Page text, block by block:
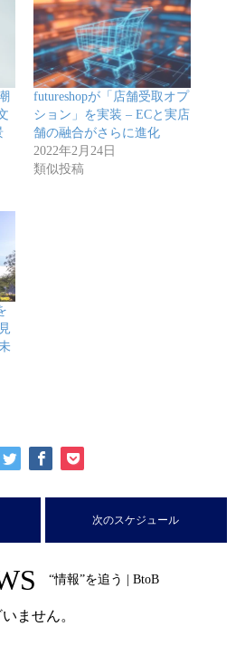
futureshopが「店舗受取オプ
ション」を実装 – ECと実店
舗の融合がさらに進化
2022年2月24日
類似投稿
次のスケジュール
“情報”を追う | BtoB
ません。